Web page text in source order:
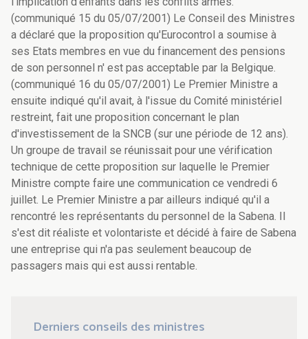
(communiqué 15 du 05/07/2001) Le Conseil des Ministres
a déclaré que la proposition qu'Eurocontrol a soumise à
ses Etats membres en vue du financement des pensions
de son personnel n' est pas acceptable par la Belgique.
(communiqué 16 du 05/07/2001) Le Premier Ministre a
ensuite indiqué qu'il avait, à l'issue du Comité ministériel
restreint, fait une proposition concernant le plan
d'investissement de la SNCB (sur une période de 12 ans).
Un groupe de travail se réunissait pour une vérification
technique de cette proposition sur laquelle le Premier
Ministre compte faire une communication ce vendredi 6
juillet. Le Premier Ministre a par ailleurs indiqué qu'il a
rencontré les représentants du personnel de la Sabena. Il
s'est dit réaliste et volontariste et décidé à faire de Sabena
une entreprise qui n'a pas seulement beaucoup de
passagers mais qui est aussi rentable.
Derniers conseils des ministres